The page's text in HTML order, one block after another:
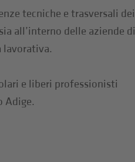
tecniche e trasversali dei
all’interno delle aziende di
lavorativa.
e liberi professionisti
Adige.